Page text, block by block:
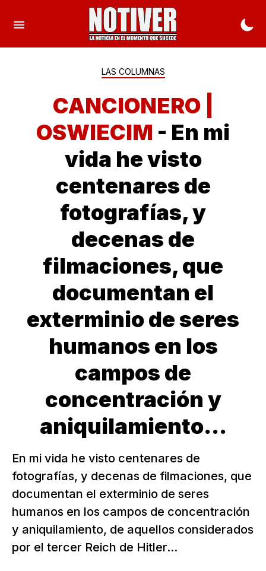
LAS COLUMNAS
CANCIONERO |
OSWIECIM - En mi
vida he visto
centenares de
fotografías, y
decenas de
filmaciones, que
documentan el
exterminio de seres
humanos en los
campos de
concentración y
aniquilamiento...
En mi vida he visto centenares de
fotografías, y decenas de filmaciones, que
documentan el exterminio de seres
humanos en los campos de concentración
y aniquilamiento, de aquellos considerados
por el tercer Reich de Hitler...